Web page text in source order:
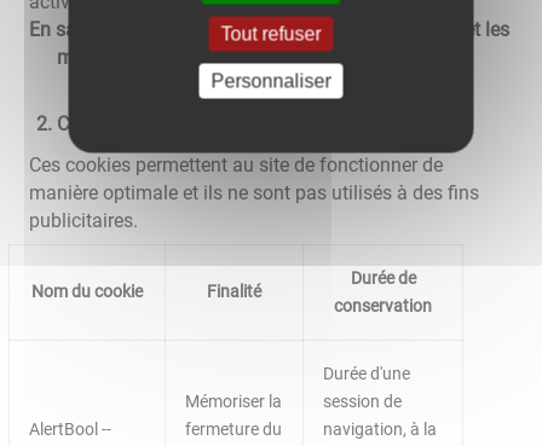
En savoir plus sur les cookies, leur fonctionnement et les
moyens de s'y opposer
Cookies nécessaires au site pour fonctionner
Ces cookies permettent au site de fonctionner de
manière optimale et ils ne sont pas utilisés à des fins
publicitaires.
Nom du cookie Finalité
Durée de
conservation
AlertBool --
Mémoriser la
fermeture du
Durée d'une
session de
navigation, à la
Tout refuser
Personnaliser